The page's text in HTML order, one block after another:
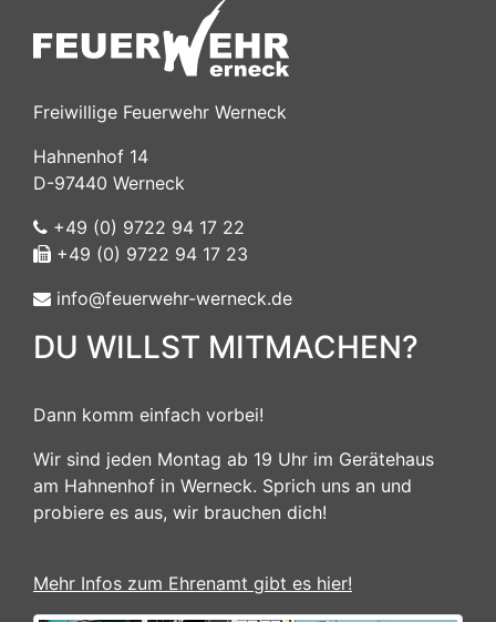
Freiwillige Feuerwehr Werneck
Hahnenhof 14
D-97440 Werneck
+49 (0) 9722 94 17 22
+49 (0) 9722 94 17 23
info@feuerwehr-werneck.de
DU WILLST MITMACHEN?
Dann komm einfach vorbei!
Wir sind jeden Montag ab 19 Uhr im Gerätehaus
am Hahnenhof in Werneck. Sprich uns an und
probiere es aus, wir brauchen dich!
Mehr Infos zum Ehrenamt gibt es hier!